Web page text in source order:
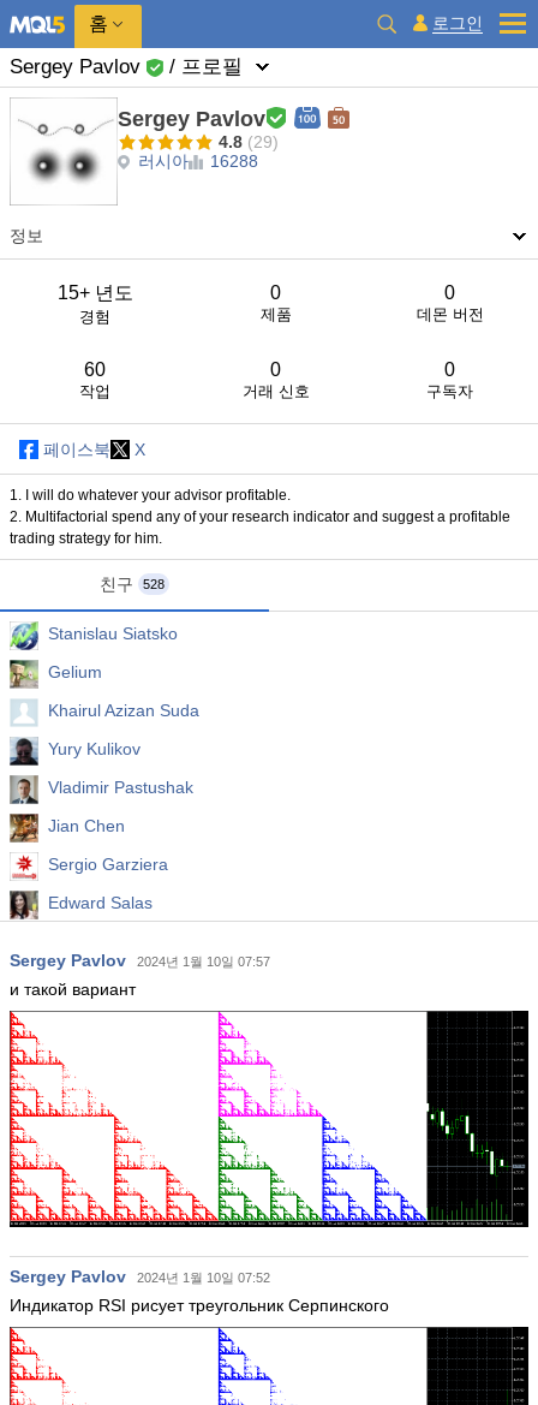
홈 로그인
Sergey Pavlov / 프로필
Sergey Pavlov
러시아 16288
4.8 (29)
정보
15+ 년도
경험
0
제품
0
데몬 버전
60
작업
0
거래 신호
0
구독자
페이스북 X
1. I will do whatever your advisor profitable.
2. Multifactorial spend any of your research indicator and suggest a profitable
trading strategy for him.
친구 528
Stanislau Siatsko
Gelium
Khairul Azizan Suda
Yury Kulikov
Vladimir Pastushak
Jian Chen
Sergio Garziera
Edward Salas
tecnofinanza
Sergey Pavlov 2024년 1월 10일 07:57
и такой вариант
Sergey Pavlov 2024년 1월 10일 07:52
Индикатор RSI рисует треугольник Серпинского